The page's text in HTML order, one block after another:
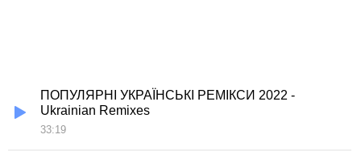
ПОПУЛЯРНІ УКРАЇНСЬКІ РЕМІКСИ 2022 -
Ukrainian Remixes
33:19